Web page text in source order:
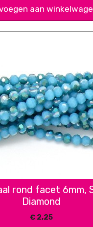
aan
rond facet 6mm,
Diamond
€2,25